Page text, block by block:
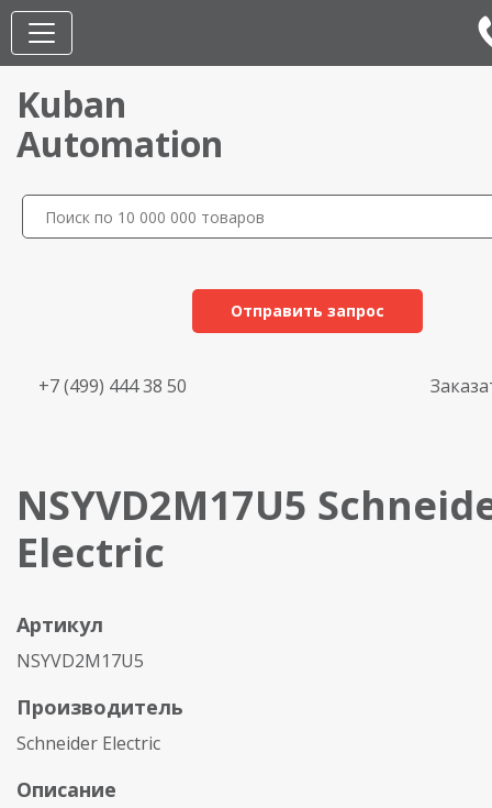
Kuban
Automation
Отправить запрос
+7 (499) 444 38 50
NSYVD2M17U5
Electric
Артикул
NSYVD2M17U5
Производитель
Schneider Electric
Описание